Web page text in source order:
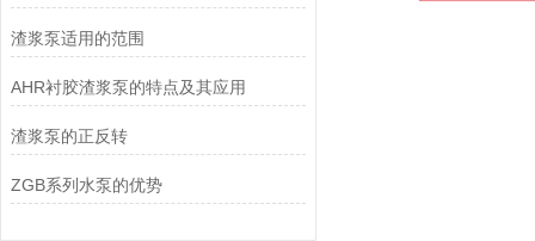
渣浆泵适用的范围
AHR衬胶渣浆泵的特点及其应用
渣浆泵的正反转
ZGB系列水泵的优势